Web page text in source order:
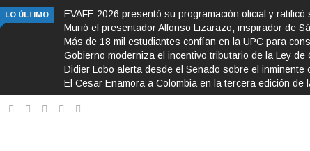
LO ÚLTIMO
EVAFE 2026 presentó su programación oficial y
Murió el presentador Alfonso Lizarazo, inspirador de
Más de 18 mil estudiantes confían en la UPC para
Gobierno moderniza el incentivo tributario de la Ley
Didier Lobo alerta desde el Senado sobre el
El Cesar Enamora a Colombia en la tercera edición de